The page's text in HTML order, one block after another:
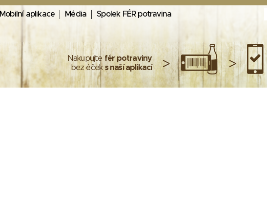
Mobilní aplikace Média Spolek FÉR potravina
Nakupujte fér potraviny
bez éček s naší aplikací > >